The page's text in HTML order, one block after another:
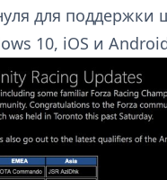
для поддержки
10, iOS и